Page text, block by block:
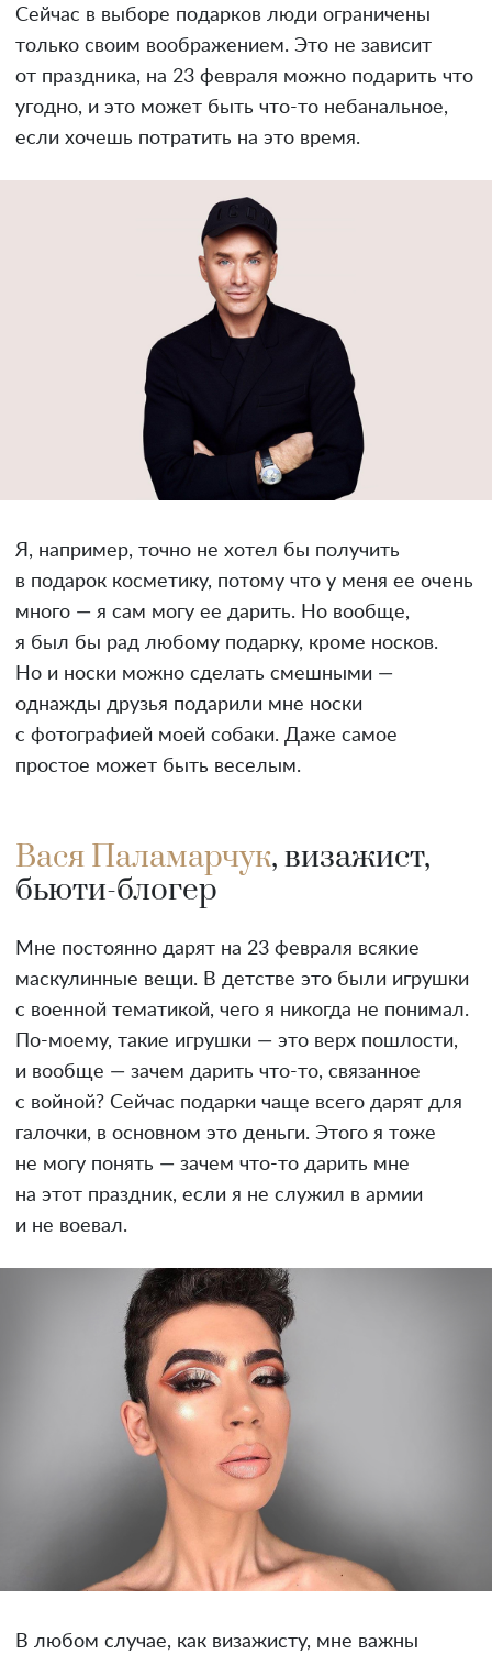
Сейчас в выборе подарков люди ограничены
только своим воображением. Это не зависит
от праздника, на 23 февраля можно подарить что
угодно, и это может быть что-то небанальное,
если хочешь потратить на это время.
Я, например, точно не хотел бы получить
в подарок косметику, потому что у меня ее очень
много — я сам могу ее дарить. Но вообще,
я был бы рад любому подарку, кроме носков.
Но и носки можно сделать смешными —
однажды друзья подарили мне носки
с фотографией моей собаки. Даже самое
простое может быть веселым.
Вася Паламарчук, визажист,
бьюти-блогер
Мне постоянно дарят на 23 февраля всякие
маскулинные вещи. В детстве это были игрушки
с военной тематикой, чего я никогда не понимал.
По-моему, такие игрушки — это верх пошлости,
и вообще — зачем дарить что-то, связанное
с войной? Сейчас подарки чаще всего дарят для
галочки, в основном это деньги. Этого я тоже
не могу понять — зачем что-то дарить мне
на этот праздник, если я не служил в армии
и не воевал.
В любом случае, как визажисту, мне важны